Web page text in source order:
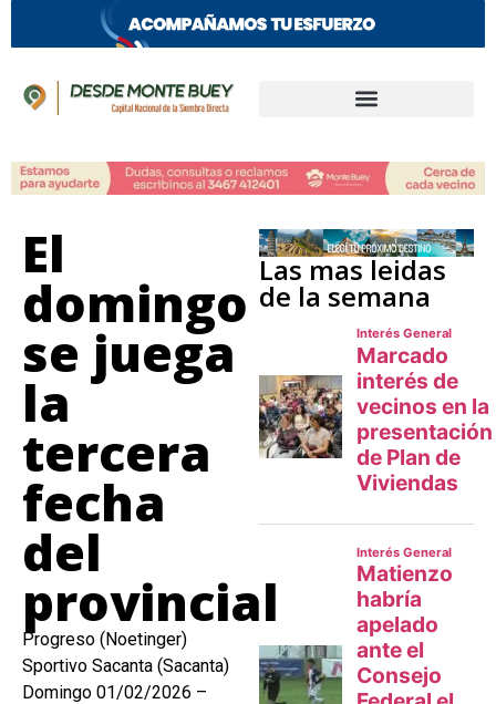
El
domingo
se juega
la
tercera
fecha
del
provincial
Progreso (Noetinger)
Sportivo Sacanta (Sacanta)
Domingo 01/02/2026 –
Las mas leidas
de la semana